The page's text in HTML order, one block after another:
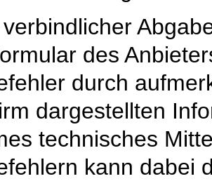
des
durch
dargestellten
technisches
kann dabei